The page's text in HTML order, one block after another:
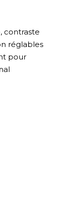
de
du
de
utile
de
Il
microSD
qui peut
des visiteurs.
panneaux de
TVI et CVI
contraste
réglables
pour